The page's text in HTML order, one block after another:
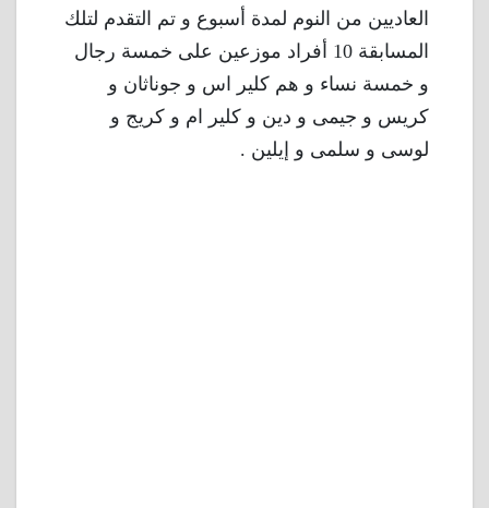
العاديين من النوم لمدة أسبوع و تم التقدم لتلك
المسابقة 10 أفراد موزعين على خمسة رجال
و خمسة نساء و هم كلير اس و جوناثان و
كريس و جيمى و دين و كلير ام و كريج و
لوسى و سلمى و إيلين .